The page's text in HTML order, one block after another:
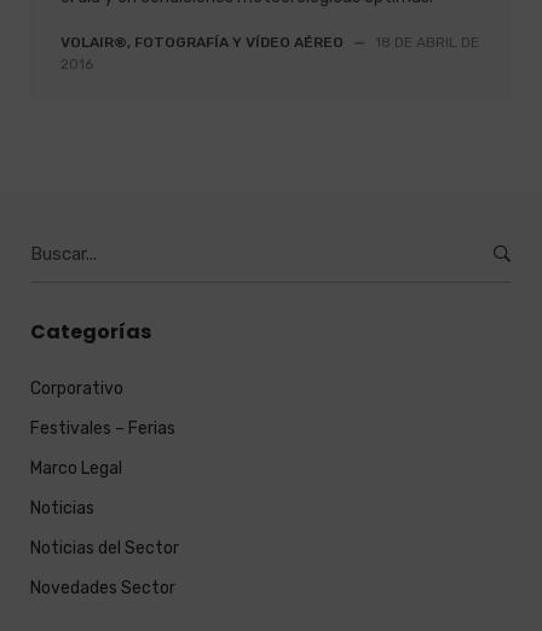
VOLAIR®, FOTOGRAFÍA Y VÍDEO AÉREO —
18 DE ABRIL DE
2016
Categorías
Corporativo
Festivales – Ferias
Marco Legal
Noticias
Noticias del Sector
Novedades Sector